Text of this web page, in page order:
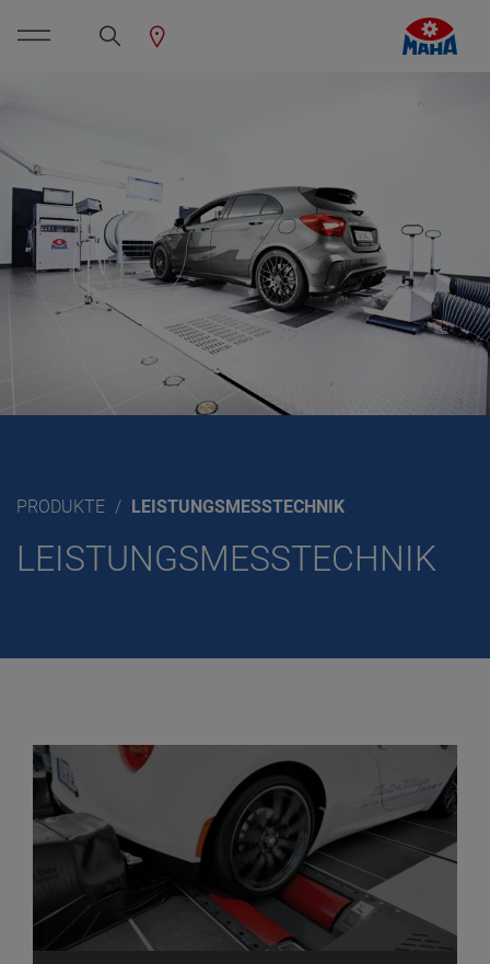
PRODUKTE LEISTUNGSMESSTECHNIK
LEISTUNGSMESSTECHNIK